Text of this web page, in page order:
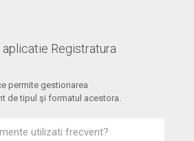
Registratura
permite gestionarea
de tipul şi formatul acestora.